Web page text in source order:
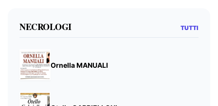
NECROLOGI TUTTI
Ornella MANUALI